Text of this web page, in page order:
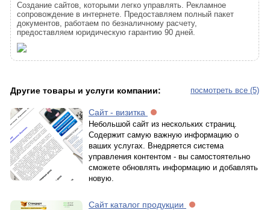
Создание сайтов, которыми легко управлять. Рекламное
сопровождение в интернете. Предоставляем полный пакет
документов, работаем по безналичному расчету,
предоставляем юридическую гарантию 90 дней.
посмотреть все (5)
Другие товары и услуги компании:
Сайт - визитка
Небольшой сайт из нескольких страниц.
Содержит самую важную информацию о
ваших услугах. Внедряется система
управления контентом - вы самостоятельно
сможете обновлять информацию и добавлять
новую.
Сайт каталог продукции